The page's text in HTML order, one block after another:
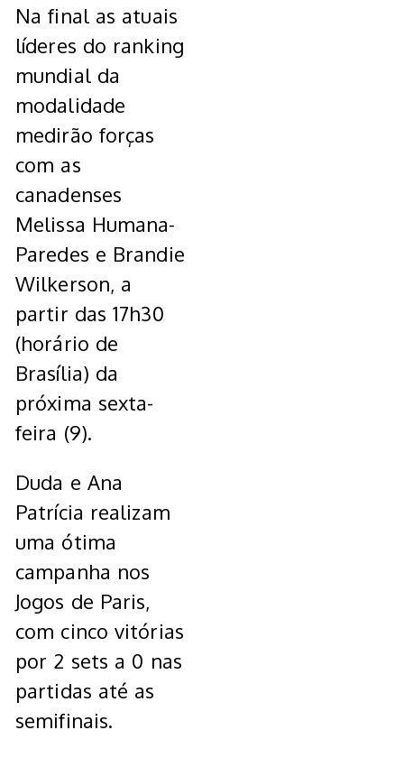
Na final as atuais
líderes do ranking
mundial da
modalidade
medirão forças
com as
canadenses
Melissa Humana-
Paredes e Brandie
Wilkerson, a
partir das 17h30
(horário de
Brasília) da
próxima sexta-
feira (9).
Duda e Ana
Patrícia realizam
uma ótima
campanha nos
Jogos de Paris,
com cinco vitórias
por 2 sets a 0 nas
partidas até as
semifinais.